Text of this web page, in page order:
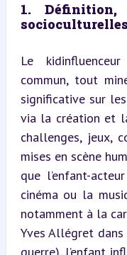
1. Définition,
socioculturelles
Le
commun, tout
significative sur
via la création et
challenges, jeux,
mises en scène
que l’enfant-
cinéma ou la
notamment à la
Yves Allégret dans